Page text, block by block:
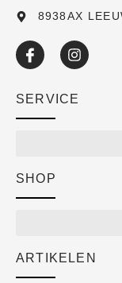
8938AX
SERVICE
SHOP
ARTIKELEN